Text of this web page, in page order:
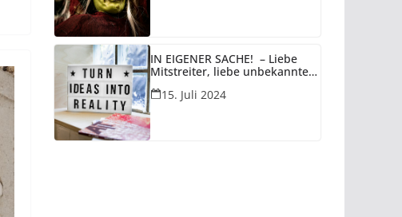
IN EIGENER SACHE! – Liebe
Mitstreiter, liebe unbekannte
Leser dieser Seite,
15. Juli 2024